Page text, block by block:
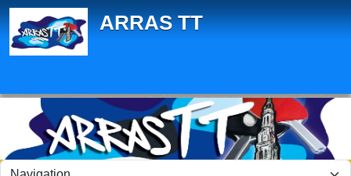
ARRAS TT
Panneau de gestion des cookies